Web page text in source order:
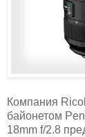
Компания
байонетом
18mm f/2.8